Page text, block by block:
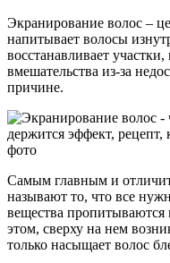
Экранирование волос –
напитывает волосы
восстанавливает
вмешательства из-за
причине.
Самым главным и
называют то, что все
вещества пропитываются
этом, сверху на нем
только насыщает волос